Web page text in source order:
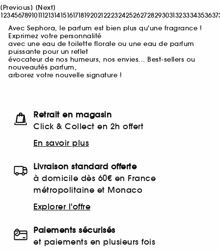
[Previous] [Next]
12345678910111213141516171819202122232425262728293031323334353637
Avec Sephora, le parfum est bien plus qu'une fragrance !
Exprimez votre personnalité
avec une eau de toilette florale ou une eau de parfum
puissante pour un reflet
évocateur de nos humeurs, nos envies... Best-sellers ou
nouveautés parfum,
arborez votre nouvelle signature !
Retrait en magasin
Click & Collect en 2h offert
En savoir plus
Livraison standard offerte
à domicile dès 60€ en France
métropolitaine et Monaco
Explorer l'offre
Paiements sécurisés
et paiements en plusieurs fois